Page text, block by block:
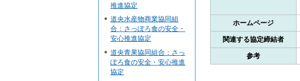
推進協定
道央水産物商業協同組
合：さっぽろ食の安全・
安心推進協定
道央青果協同組合：さっ
ぽろ食の安全・安心推進
協定
ホームページ
関連する協定締結者
参考